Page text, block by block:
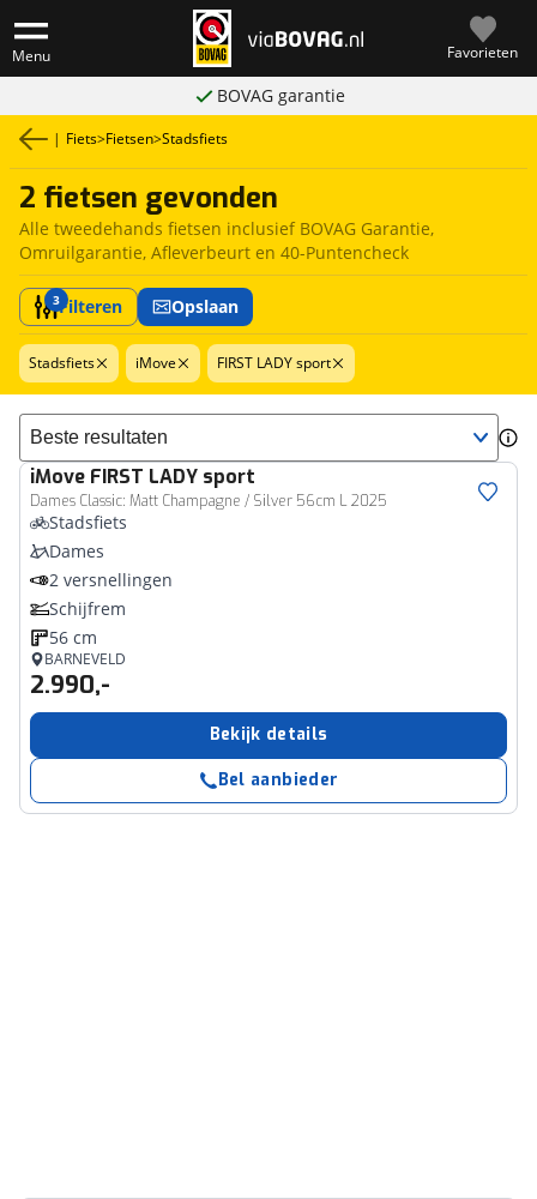
Menu Favorieten
BOVAG garantie
| Fiets>Fietsen>Stadsfiets
2 fietsen gevonden
Alle tweedehands fietsen inclusief BOVAG Garantie,
Omruilgarantie, Afleverbeurt en 40-Puntencheck
3Filteren Opslaan
Stadsfiets iMove FIRST LADY sport
Sorteer resultaten
iMove FIRST LADY sport
Dames Classic: Matt Champagne / Silver 56cm L 2025
Stadsfiets
Dames
2 versnellingen
Schijfrem
56 cm
BARNEVELD
2.990,-
Bekijk details
Bel aanbieder